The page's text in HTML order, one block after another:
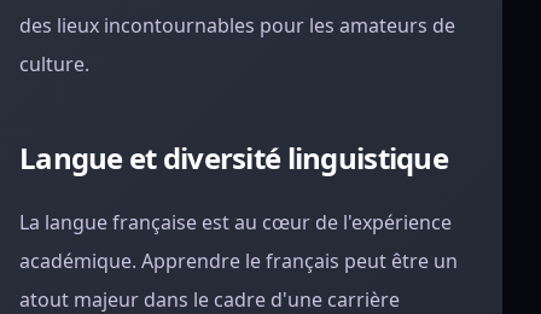
des lieux incontournables pour les amateurs de
culture.
Langue et diversité linguistique
La langue française est au cœur de l'expérience
académique. Apprendre le français peut être un
atout majeur dans le cadre d'une carrière